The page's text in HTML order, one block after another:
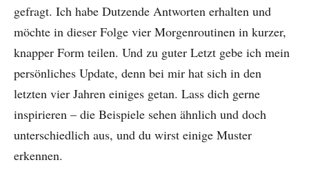
gefragt. Ich habe Dutzende Antworten erhalten und
möchte in dieser Folge vier Morgenroutinen in kurzer,
knapper Form teilen. Und zu guter Letzt gebe ich mein
persönliches Update, denn bei mir hat sich in den
letzten vier Jahren einiges getan. Lass dich gerne
inspirieren – die Beispiele sehen ähnlich und doch
unterschiedlich aus, und du wirst einige Muster
erkennen.